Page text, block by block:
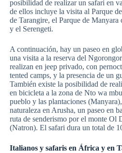
posibilidad de realizar un safari en
de ellos incluye la visita al Parque
de Tarangire, el Parque de Manyara
y el Serengeti.
A continuación, hay un paseo en
una visita a la reserva del
realizan en jeep privado, con
tented camps, y la presencia de un
También existe la posibilidad de
en bicicleta a la zona de Nto wa
pueblo y las plantaciones
naturaleza en Arusha, un paseo en
ruta de senderismo por el monte Ol
(Natron). El safari dura un total de
Italianos y safaris en África y en